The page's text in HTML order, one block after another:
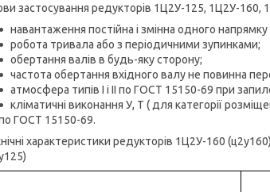
застосування редукторів 1Ц2У-125, 1Ц2У-
навантаження постійна і змінна одного напрямку
робота тривала або з періодичними зупинками;
обертання валів в будь-яку сторону;
частота обертання вхідного валу не повинна
атмосфера типів I і II по ГОСТ 15150-69 при
кліматичні виконання У, Т ( для категорії
ГОСТ 15150-69.
характеристики редукторів 1Ц2У-160